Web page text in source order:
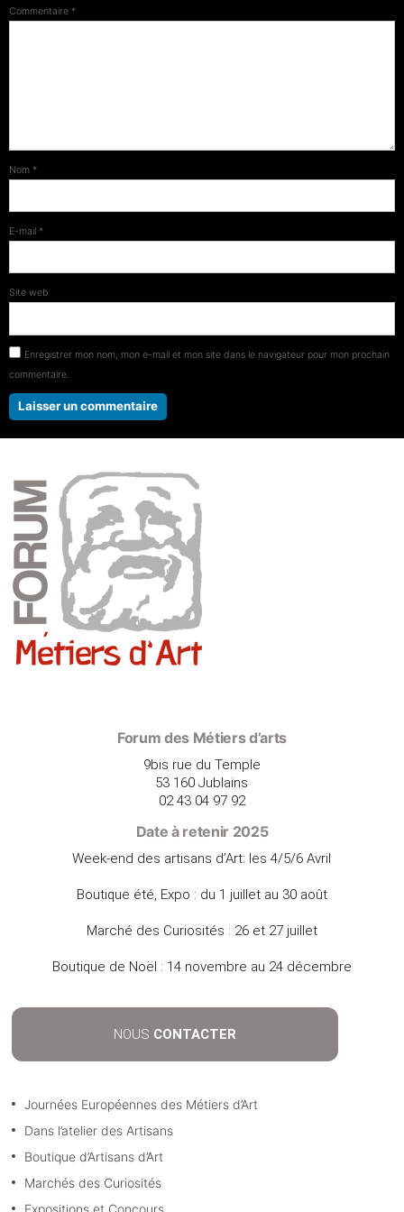
Commentaire *
Nom *
E-mail *
Site web
Enregistrer mon nom, mon e-mail et mon site dans le navigateur pour mon prochain
commentaire.
Forum des Métiers d’arts
9bis rue du Temple
53 160 Jublains
02 43 04 97 92
Date à retenir 2025
Week-end des artisans d’Art: les 4/5/6 Avril
Boutique été, Expo : du 1 juillet au 30 août
Marché des Curiosités : 26 et 27 juillet
Boutique de Noël : 14 novembre au 24 décembre
NOUS CONTACTER
Journées Européennes des Métiers d’Art
Dans l’atelier des Artisans
Boutique d’Artisans d’Art
Marchés des Curiosités
Expositions et Concours